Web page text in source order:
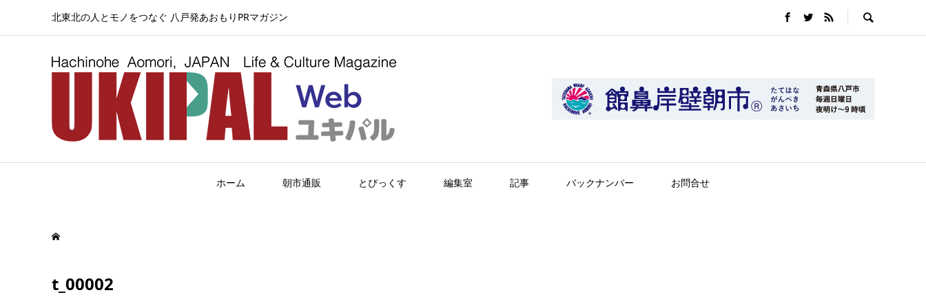
北東北の人とモノをつなぐ 八戸発あおもりPRマガジン
ホーム 朝市通販 とぴっくす 編集室 記事 バックナンバー お問合せ
t_00002